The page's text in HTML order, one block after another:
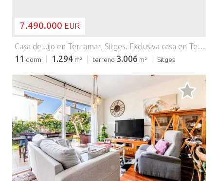
7.490.000 EUR
Casa de lujo en Terramar, Sitges. Exclusiva casa en Terramar, Sitges, se encuentra en una tranquila zona residencial a tan solo 200 metros del mar. La propiedad cuenta con 1.294 m² construidos sobre una parcela de 3.006 m², ofreciendo un entorno privado sin vecinos colindantes y delimitado por tres calles. Construida en 1950 para un cónsul francés y cuidadosamente mantenida y restaurada, la vivienda se distribuye en dos plantas principales más un sótano, combinando historia, amplitud y comodidad en un entorno privilegiado. En la planta baja encontramos tres luminosos salones, una cocina equipada con zona de lavandería y despensa, un despacho con biblioteca y dos baños. La planta superior dispone de siete dormitorios en suite y una habitación doble adicional, destacando las suites orientadas al sur con terrazas privadas. La zona del torreón se destina a sala de juegos. En el sótano se ubica una completa área de bienestar con piscina interior, sauna, baño turco, gimnasio y vestuarios, además de una bodega con barra y mesa de billar. La propiedad incluye también una casa de invitados independiente con tres habitaciones, salón, cocina y baño, así como zona de parking para varios vehículos. Materiales nobles, calefacción a gas, aire acondicionado, persianas motorizadas y suelos de mármol completan sus prestaciones. Situada en Sitges, una localidad reconocida internacionalmente por su estilo de vida, playas, cultura y gastronomía, esta propiedad goza de una ubicación estratégica con proximidad al campo de golf y excelentes conexiones con Barcelona, el aeropuerto y el puerto, lo que la convierte en una opción ideal tanto para residencia habitual como para segunda vivienda. El precio no incluye impuestos ni gastos asociados a la compraventa, tales como notaría, registro de la propiedad, gestoría e impuestos (ITP, IVA y AJD, según corresponda). En Walter Haus entendemos que encontrar el hogar ideal va más allá de una inversión: es encontrar ese lugar que encaja con tu estilo de vida. Descubre las propiedades que tenemos entrando a nuestro sitio web y conoce todos los inmuebles exclusivos que solo Walter Haus tiene para ti. ¡Contáctanos para más información!
11 dorm 1.294 m² terreno 3.006 m² Sitges
CARGANDO...